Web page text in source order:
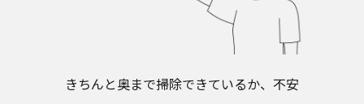
きちんと奥まで掃除できているか、不安